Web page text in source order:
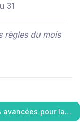
31
règles du mois
avancées pour la…